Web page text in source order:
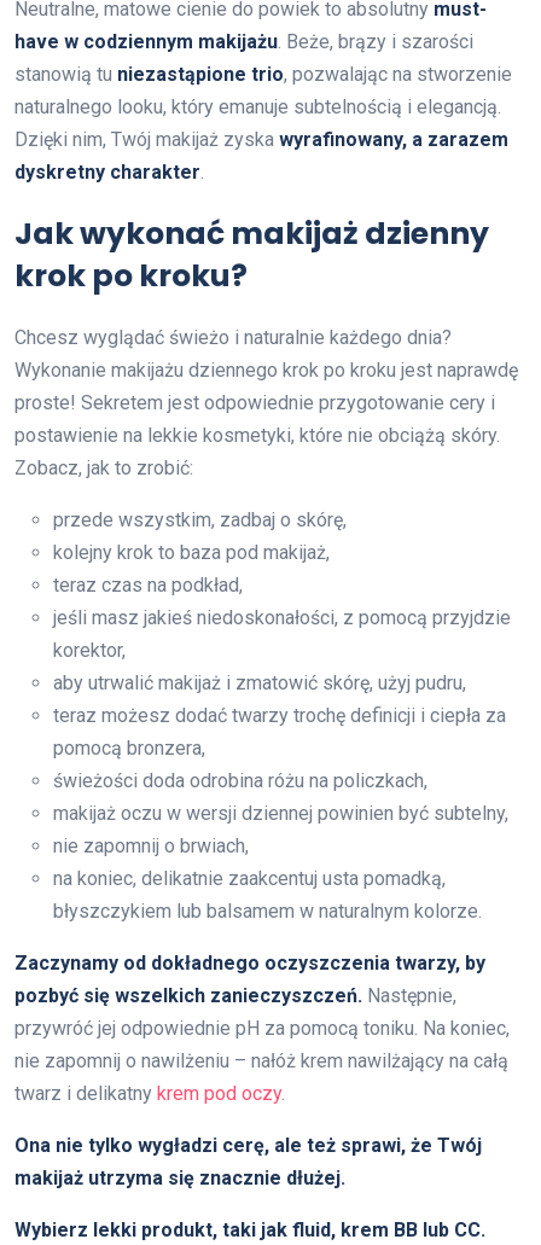
Neutralne, matowe cienie do powiek to absolutny must-
have w codziennym makijażu. Beże, brązy i szarości
stanowią tu niezastąpione trio, pozwalając na stworzenie
naturalnego looku, który emanuje subtelnością i elegancją.
Dzięki nim, Twój makijaż zyska wyrafinowany, a zarazem
dyskretny charakter.
Jak wykonać makijaż dzienny
krok po kroku?
Chcesz wyglądać świeżo i naturalnie każdego dnia?
Wykonanie makijażu dziennego krok po kroku jest naprawdę
proste! Sekretem jest odpowiednie przygotowanie cery i
postawienie na lekkie kosmetyki, które nie obciążą skóry.
Zobacz, jak to zrobić:
przede wszystkim, zadbaj o skórę,
kolejny krok to baza pod makijaż,
teraz czas na podkład,
jeśli masz jakieś niedoskonałości, z pomocą przyjdzie
korektor,
aby utrwalić makijaż i zmatowić skórę, użyj pudru,
teraz możesz dodać twarzy trochę definicji i ciepła za
pomocą bronzera,
świeżości doda odrobina różu na policzkach,
makijaż oczu w wersji dziennej powinien być subtelny,
nie zapomnij o brwiach,
na koniec, delikatnie zaakcentuj usta pomadką,
błyszczykiem lub balsamem w naturalnym kolorze.
Zaczynamy od dokładnego oczyszczenia twarzy, by
pozbyć się wszelkich zanieczyszczeń. Następnie,
przywróć jej odpowiednie pH za pomocą toniku. Na koniec,
nie zapomnij o nawilżeniu – nałóż krem nawilżający na całą
twarz i delikatny krem pod oczy.
Ona nie tylko wygładzi cerę, ale też sprawi, że Twój
makijaż utrzyma się znacznie dłużej.
Wybierz lekki produkt, taki jak fluid, krem BB lub CC.